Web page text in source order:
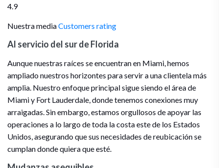
4.9
Nuestra mediaCustomers rating
Al servicio del sur de Florida
Aunque nuestras raíces se encuentran en Miami, hemos
ampliado nuestros horizontes para servir a una clientela más
amplia. Nuestro enfoque principal sigue siendo el área de
Miami y Fort Lauderdale, donde tenemos conexiones muy
arraigadas. Sin embargo, estamos orgullosos de apoyar las
operaciones a lo largo de toda la costa este de los Estados
Unidos, asegurando que sus necesidades de reubicación se
cumplan donde quiera que esté.